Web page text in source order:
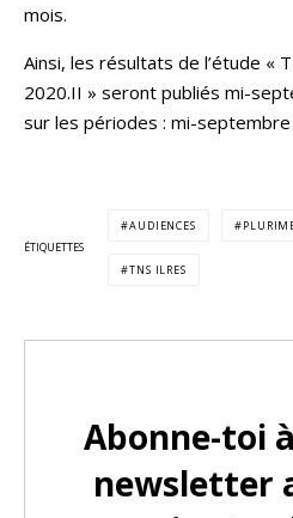
mois.
Ainsi, les résultats de l’étude «
2020.II » seront publiés mi-
sur les périodes : mi-
ÉTIQUETTES
AUDIENCES
TNS ILRES